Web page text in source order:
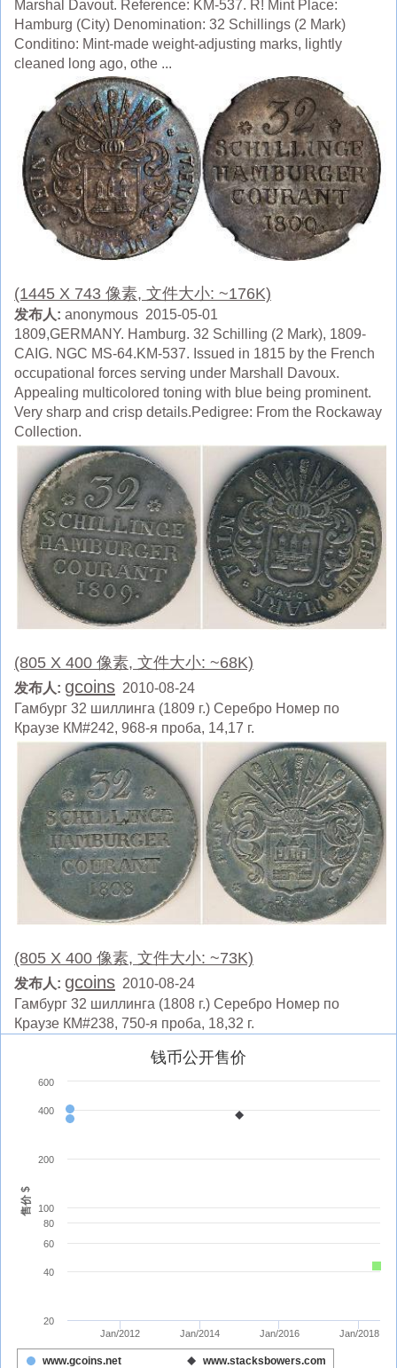
Marshal Davout. Reference: KM-537. R! Mint Place:
Hamburg (City) Denomination: 32 Schillings (2 Mark)
Conditino: Mint-made weight-adjusting marks, lightly
cleaned long ago, othe ...
(1445 X 743 像素, 文件大小: ~176K)
发布人: anonymous 2015-05-01
1809,GERMANY. Hamburg. 32 Schilling (2 Mark), 1809-
CAIG. NGC MS-64.KM-537. Issued in 1815 by the French
occupational forces serving under Marshall Davoux.
Appealing multicolored toning with blue being prominent.
Very sharp and crisp details.Pedigree: From the Rockaway
Collection.
(805 X 400 像素, 文件大小: ~68K)
发布人: gcoins 2010-08-24
Гамбург 32 шиллинга (1809 г.) Серебро Номер по
Краузе КМ#242, 968-я проба, 14,17 г.
(805 X 400 像素, 文件大小: ~73K)
发布人: gcoins 2010-08-24
Гамбург 32 шиллинга (1808 г.) Серебро Номер по
Краузе КМ#238, 750-я проба, 18,32 г.